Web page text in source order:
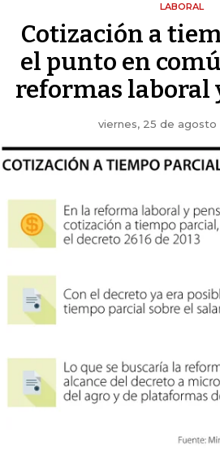
LABORAL
Cotización a
el punto en
reformas laboral
viernes, 25 de